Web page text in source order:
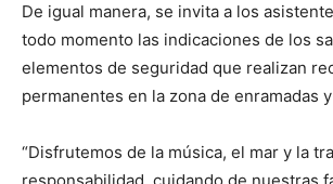
De igual manera, se invita a los
todo momento las indicaciones de los
elementos de seguridad que realizan
permanentes en la zona de enramadas
“Disfrutemos de la música, el mar y la